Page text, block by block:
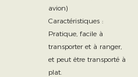
avion)
Caractéristiques :
Pratique, facile à
transporter et à ranger,
et peut être transporté à
plat.